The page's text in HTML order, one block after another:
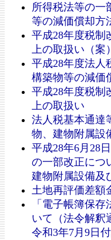
所得税法等の一
等の減価償却方
平成28年度税制
上の取扱い（案）
平成28年度法人
構築物等の減価
平成28年度税制
上の取扱い
法人税基本通達
物、建物附属設
平成28年6月28
の一部改正につ
建物附属設備及
土地再評価差額
「電子帳簿保
いて（法令解釈
令和3年7月9日